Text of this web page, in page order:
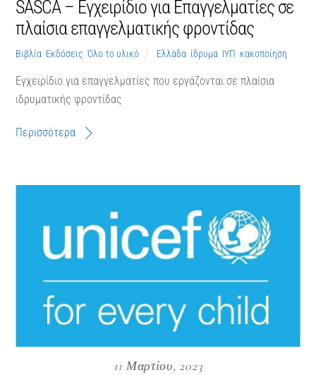
SASCA – Εγχειρίδιο για Επαγγελματίες σε
πλαίσια επαγγελματικής φροντίδας
Βιβλία Εκδόσεις ,Όλο το υλικό Ελλάδα, ίδρυμα, ΙΥΠ κακοποίηση
Εγχειρίδιο για επαγγελματίες που εργάζονται σε πλαίσια
ιδρυματικής φροντίδας
Περισσότερα
11 Μαρτίου, 2023